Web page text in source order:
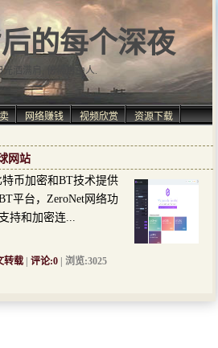
的每个深夜
光洒满肩, 仿佛自由人.
网络赚钱 视频欣赏
资源下载
网站
币加密和BT技术提供
平台，ZeroNet网络功
持和加密连...
转载 评论:0 | 浏览:3025